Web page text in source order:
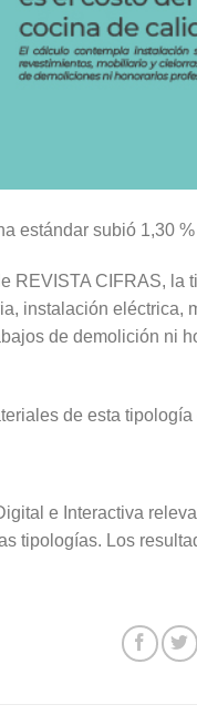
estándar subió 1,30
REVISTA CIFRAS, la
instalación eléctrica,
de demolición ni
de esta
e Interactiva
tipologías. Los